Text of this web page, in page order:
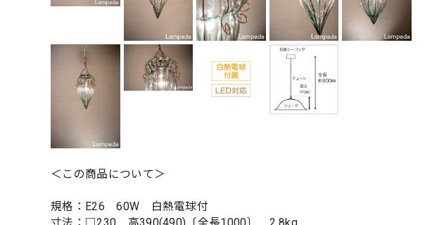
＜この商品について＞
規格：E26 60W 白熱電球付